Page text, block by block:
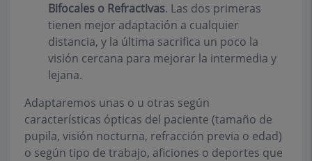
Bifocales o Refractivas. Las dos primeras
tienen mejor adaptación a cualquier
distancia, y la última sacrifica un poco la
visión cercana para mejorar la intermedia y
lejana.
Adaptaremos unas o u otras según
características ópticas del paciente (tamaño de
pupila, visión nocturna, refracción previa o edad)
o según tipo de trabajo, aficiones o deportes que